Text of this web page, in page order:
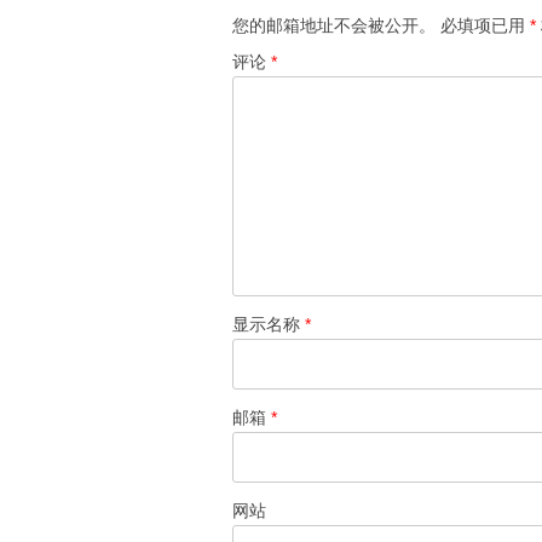
您的邮箱地址不会被公开。 必填项已用 *
评论 *
显示名称 *
邮箱 *
网站